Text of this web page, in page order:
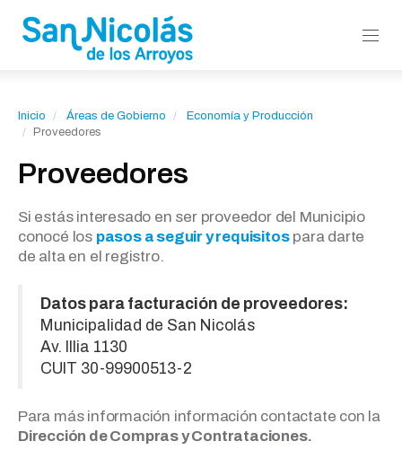
Inicio Áreas de Gobierno
Economía y Producción
Proveedores
Proveedores
Si estás interesado en ser proveedor del Municipio
conocé los pasos a seguir y requisitospara darte
de alta en el registro.
Datos para facturación de proveedores:
Municipalidad de San Nicolás
Av. Illia 1130
CUIT 30-99900513-2
Para más información información contactate con la
Dirección de Compras y Contrataciones.